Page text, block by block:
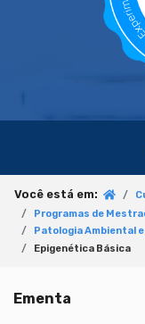
Você está em:
Programas de
Patologia Ambiental
Epigenética Básica
Ementa